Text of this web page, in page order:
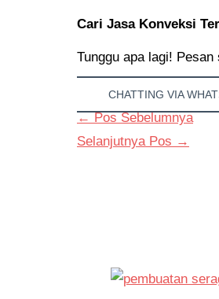
Cari Jasa Konveksi
Tunggu apa lagi!
CHATTING VIA
← Pos Sebelumnya
Selanjutnya Pos →